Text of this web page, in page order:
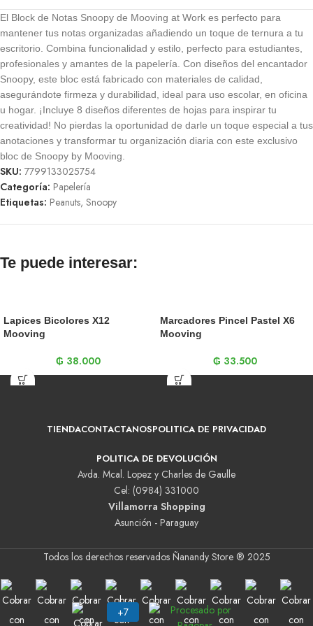
El Block de Notas Snoopy de Mooving at Work es perfecto para
mantener tus notas organizadas añadiendo un toque de ternura a tu
escritorio. Combina funcionalidad y estilo, perfecto para estudiantes,
profesionales y amantes de la papelería. Con diseños del encantador
Snoopy, este bloc está fabricado con materiales de calidad,
asegurándote firmeza y durabilidad, ideal para uso escolar, en oficina
u hogar. ¡Incluye 8 diseños diferentes de hojas para inspirar tu
creatividad! No pierdas la oportunidad de darle un toque especial a tus
anotaciones y transformar tu organización diaria con este exclusivo
bloc de Snoopy by Mooving.
SKU: 7799133025754
Categoría: Papelería
Etiquetas: Peanuts, Snoopy
Te puede interesar:
Lapices Bicolores X12
Mooving
₲ 38.000
Marcadores Pincel Pastel X6
Mooving
₲ 33.500
TIENDACONTACTANOSPOLITICA DE PRIVACIDAD
POLITICA DE DEVOLUCIÓN
Avda. Mcal. Lopez y Charles de Gaulle
Cel: (0984) 331000
Villamorra Shopping
Asunción - Paraguay
Todos los derechos reservados Ñanandy Store ® 2025